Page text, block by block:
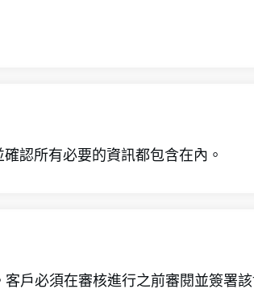
認所有必要的資訊都包含在內。
戶必須在審核進行之前審閱並簽署該